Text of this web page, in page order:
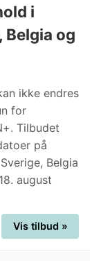
i
Belgia og
ikke endres
for
Tilbudet
på
Belgia
august
Vis tilbud »